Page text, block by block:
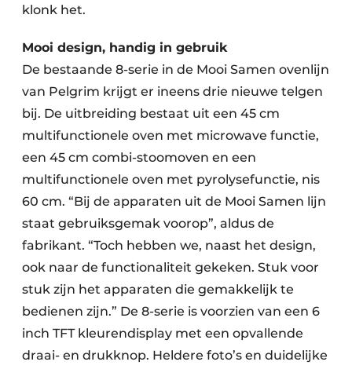
klonk het.
Mooi design, handig in gebruik
De bestaande 8-serie in de Mooi Samen ovenlijn
van Pelgrim krijgt er ineens drie nieuwe telgen
bij. De uitbreiding bestaat uit een 45 cm
multifunctionele oven met microwave functie,
een 45 cm combi-stoomoven en een
multifunctionele oven met pyrolysefunctie, nis
60 cm. “Bij de apparaten uit de Mooi Samen lijn
staat gebruiksgemak voorop”, aldus de
fabrikant. “Toch hebben we, naast het design,
ook naar de functionaliteit gekeken. Stuk voor
stuk zijn het apparaten die gemakkelijk te
bedienen zijn.” De 8-serie is voorzien van een 6
inch TFT kleurendisplay met een opvallende
draai- en drukknop. Heldere foto’s en duidelijke